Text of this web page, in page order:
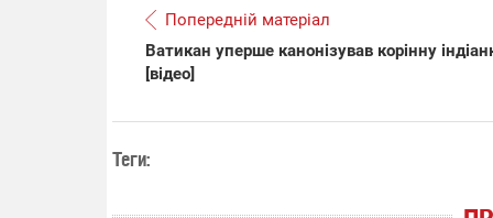
Попередній матеріал
Ватикан уперше канонізував корінну
[відео]
Теги: